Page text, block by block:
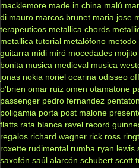
macklemore made in china malú
di mauro marcos brunet maria jose
terapeuticos metallica chords
metallica tutorial metalófono metodo
guitarra midi miró mocedades
bonita musica medieval musica
jonas nokia noriel ocarina odisseo
o'brien omar ruiz omen otamatone
passenger pedro fernandez
poligamia porta post malone
flatts rata blanca ravel record
regalos richard wagner rick ross
roxette rudimental rumba ryan lewis
saxofón saúl alarcón schubert scott